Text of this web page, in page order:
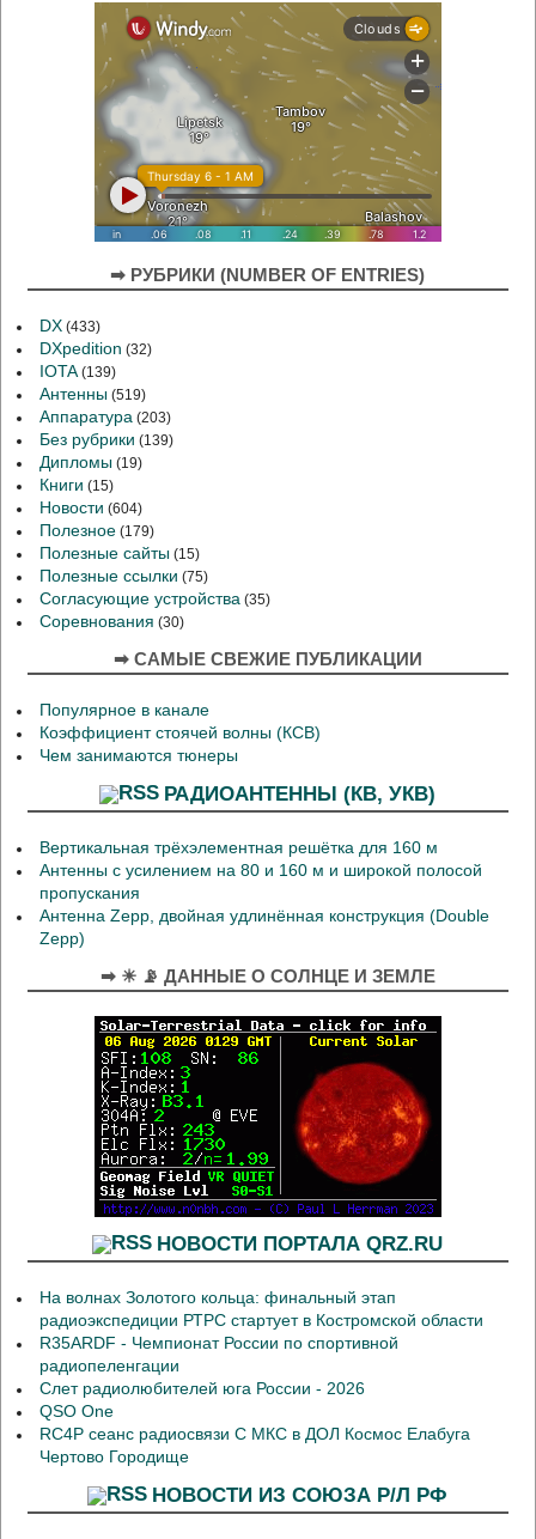
➡ РУБРИКИ (NUMBER OF ENTRIES)
DX (433)
DXpedition (32)
IOTA(139)
Антенны (519)
Аппаратура (203)
Без рубрики (139)
Дипломы (19)
Книги (15)
Новости (604)
Полезное (179)
Полезные сайты (15)
Полезные ссылки (75)
Согласующие устройства (35)
Соревнования (30)
➡ САМЫЕ СВЕЖИЕ ПУБЛИКАЦИИ
Популярное в канале
Коэффициент стоячей волны (КСВ)
Чем занимаются тюнеры
РАДИОАНТЕННЫ (КВ, УКВ)
Вертикальная трёхэлементная решётка для 160 м
Антенны с усилением на 80 и 160 м и широкой полосой
пропускания
Антенна Zepp, двойная удлинённая конструкция (Double
Zepp)
➡ ☀ 📡 ДАННЫЕ О СОЛНЦЕ И ЗЕМЛЕ
НОВОСТИ ПОРТАЛА QRZ.RU
На волнах Золотого кольца: финальный этап
радиоэкспедиции РТРС стартует в Костромской области
R35ARDF - Чемпионат России по спортивной
радиопеленгации
Слет радиолюбителей юга России - 2026
QSO One
RC4P сеанс радиосвязи С МКС в ДОЛ Космос Елабуга
Чертово Городище
НОВОСТИ ИЗ СОЮЗА Р/Л РФ